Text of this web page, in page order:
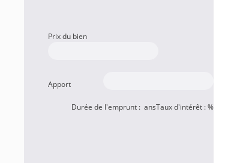
Prix du bien
Apport
Taux d'intérêt :%
Durée de l'emprunt : ans